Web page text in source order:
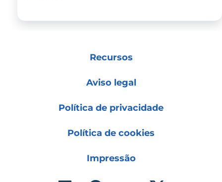
Recursos
Aviso legal
Política de privacidade
Política de cookies
Impressão